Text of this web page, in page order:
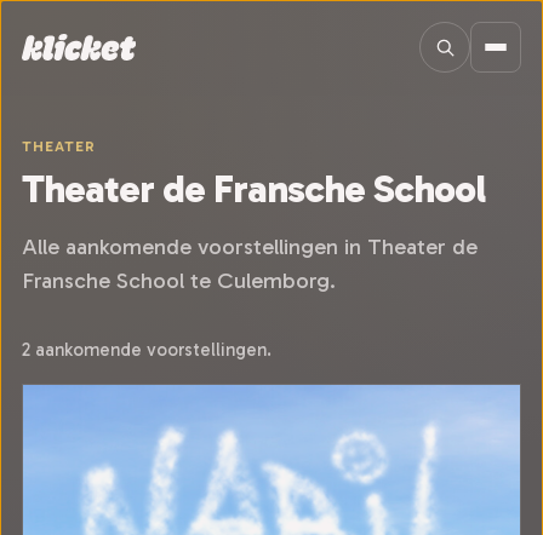
THEATER
Theater de Fransche School
Alle aankomende voorstellingen in Theater de
Fransche School te Culemborg.
2 aankomende voorstellingen.